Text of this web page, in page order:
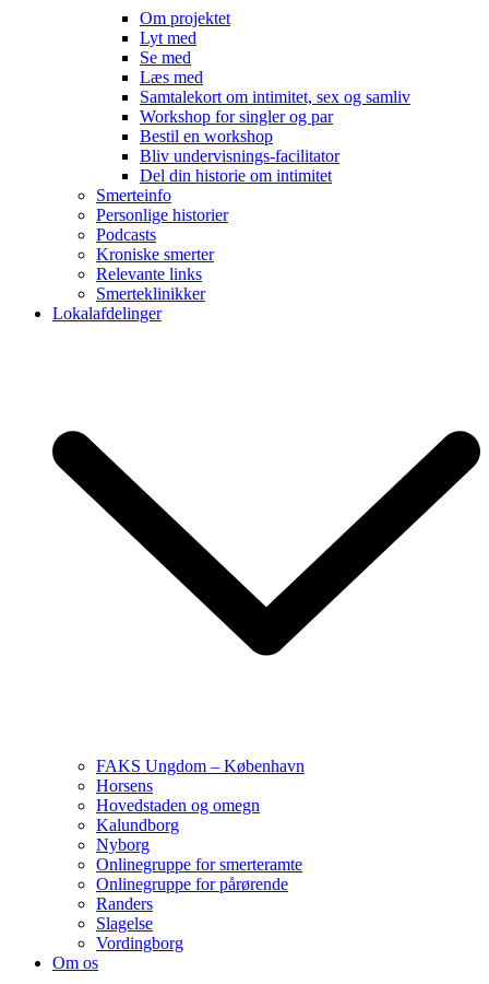
Om projektet
Lyt med
Se med
Læs med
Samtalekort om intimitet, sex og samliv
Workshop for singler og par
Bestil en workshop
Bliv undervisnings-facilitator
Del din historie om intimitet
Smerteinfo
Personlige historier
Podcasts
Kroniske smerter
Relevante links
Smerteklinikker
Lokalafdelinger
FAKS Ungdom – København
Horsens
Hovedstaden og omegn
Kalundborg
Nyborg
Onlinegruppe for smerteramte
Onlinegruppe for pårørende
Randers
Slagelse
Vordingborg
Om os